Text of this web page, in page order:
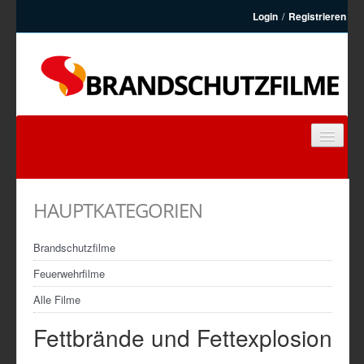
Login / Registrieren
ARTIKEL
KONTAKT
REGISTRIEREN
HAUPTKATEGORIEN
Brandschutzfilme
Feuerwehrfilme
Alle Filme
Fettbrände und Fettexplosion